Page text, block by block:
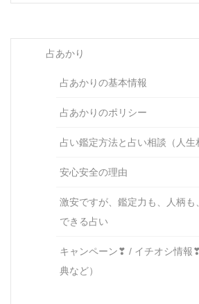
占あかり
占あかりの基本情報
占あかりのポリシー
占い鑑定方法と占い相談（人生
安心安全の理由
激安ですが、鑑定力も、人柄も
できる占い
キャンペーン❣ / イチオシ情報
典など）